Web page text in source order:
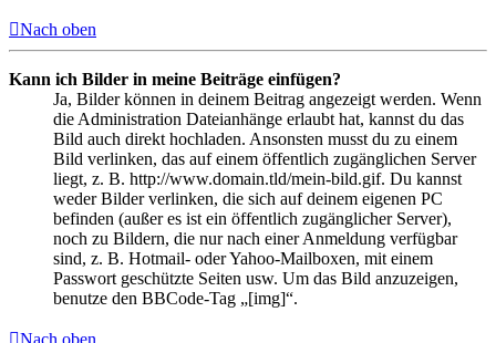
Nach oben
Kann ich Bilder in meine Beiträge einfügen?
Ja, Bilder können in deinem Beitrag angezeigt werden. Wenn
die Administration Dateianhänge erlaubt hat, kannst du das
Bild auch direkt hochladen. Ansonsten musst du zu einem
Bild verlinken, das auf einem öffentlich zugänglichen Server
liegt, z. B. http://www.domain.tld/mein-bild.gif. Du kannst
weder Bilder verlinken, die sich auf deinem eigenen PC
befinden (außer es ist ein öffentlich zugänglicher Server),
noch zu Bildern, die nur nach einer Anmeldung verfügbar
sind, z. B. Hotmail- oder Yahoo-Mailboxen, mit einem
Passwort geschützte Seiten usw. Um das Bild anzuzeigen,
benutze den BBCode-Tag „[img]“.